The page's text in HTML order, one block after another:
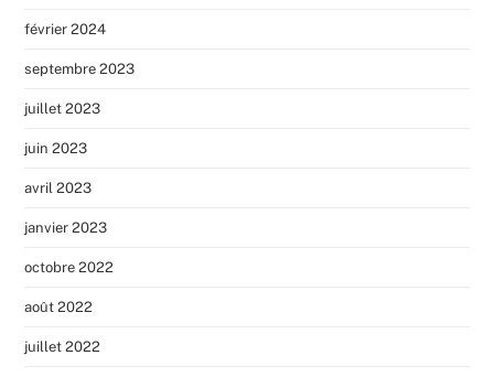
février 2024
septembre 2023
juillet 2023
juin 2023
avril 2023
janvier 2023
octobre 2022
août 2022
juillet 2022